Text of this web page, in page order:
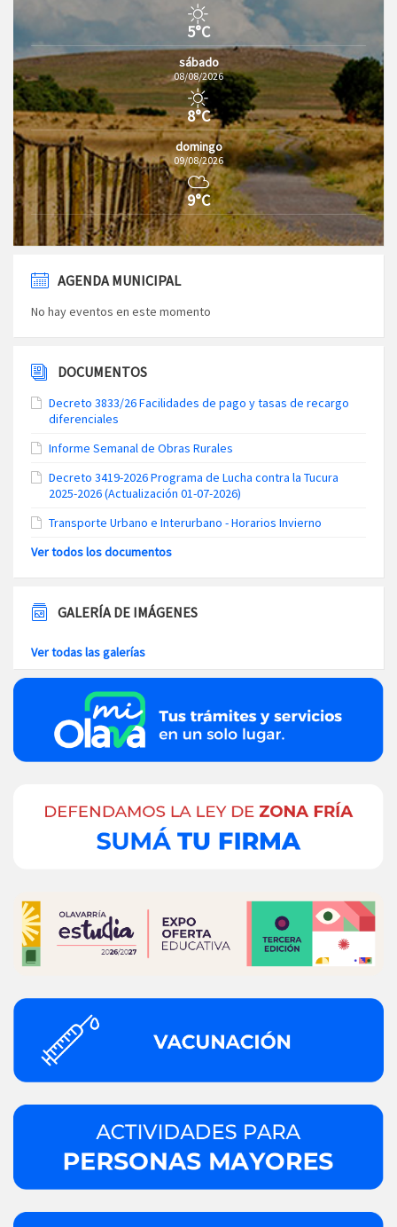
5°C
sábado
08/08/2026
8°C
domingo
09/08/2026
9°C
AGENDA MUNICIPAL
No hay eventos en este momento
DOCUMENTOS
Decreto 3833/26 Facilidades de pago y tasas de recargo
diferenciales
Informe Semanal de Obras Rurales
Decreto 3419-2026 Programa de Lucha contra la Tucura
2025-2026 (Actualización 01-07-2026)
Transporte Urbano e Interurbano - Horarios Invierno
Ver todos los documentos
GALERÍA DE IMÁGENES
Ver todas las galerías